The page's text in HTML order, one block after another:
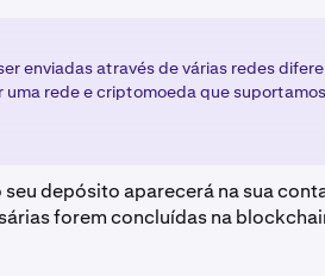
enviadas através de várias redes
rede e criptomoeda que
depósito aparecerá na sua
forem concluídas na